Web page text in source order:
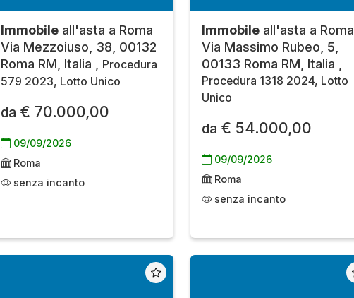
Immobile all'asta a Roma
Via Mezzoiuso, 38, 00132
Roma RM, Italia ,
Procedura
579 2023, Lotto Unico
da € 70.000,00
09/09/2026
Roma
senza incanto
Immobile all'asta a Roma
Via Massimo Rubeo, 5,
00133 Roma RM, Italia ,
Procedura 1318 2024, Lotto
Unico
da € 54.000,00
09/09/2026
Roma
senza incanto